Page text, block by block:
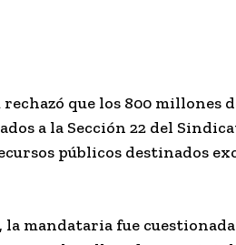
que los 800 millones
a la Sección 22 del
públicos destinados
mandataria fue